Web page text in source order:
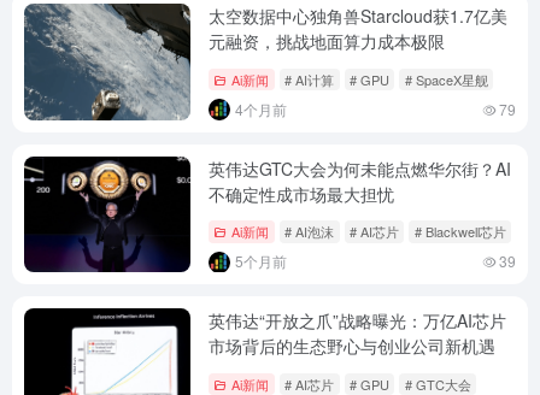
太空数据中心独角兽Starcloud获1.7亿美
元融资，挑战地面算力成本极限
Ai新闻 # AI计算 # GPU # SpaceX星舰
4个月前 79
英伟达GTC大会为何未能点燃华尔街？AI
不确定性成市场最大担忧
Ai新闻 # AI泡沫 # AI芯片 # Blackwell芯片
5个月前 39
英伟达“开放之爪”战略曝光：万亿AI芯片
市场背后的生态野心与创业公司新机遇
Ai新闻 # AI芯片 # GPU # GTC大会